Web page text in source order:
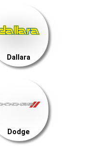
Dallara
Dodge